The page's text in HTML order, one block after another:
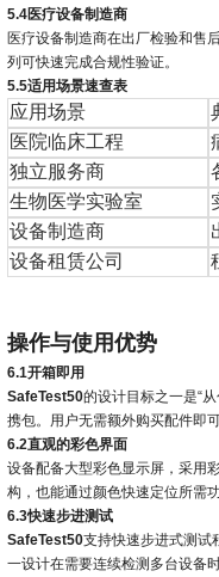
5.4医疗设备制造商
医疗设备制造商在出厂检验和售
列可快速完成合规性验证。
5.5适用场景速查表
应用场景
医院临床工程
独立服务商
生物医学实验室
设备制造商
设备租赁公司
操作与使用优势
6.1开箱即用
SafeTest50的设计目标之一是“
携包。用户无需额外购买配件即
6.2直观的彩色界面
设备配备大型彩色显示屏，采用
构，也能通过颜色快速定位所需
6.3快速步进测试
SafeTest50支持快速步进式测试
一设计在需要连续检测多台设备